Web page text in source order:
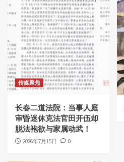
传媒聚焦
长春二道法院：当事人庭
审昏迷休克法官田开伍却
脱法袍欲与家属动武！
2026年7月15日 0